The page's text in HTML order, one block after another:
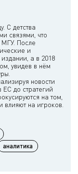
С детства
связями, что
МГУ. После
и
а в 2018
увидев в нём
новости
ЕС до стратегий
на том,
аналитика